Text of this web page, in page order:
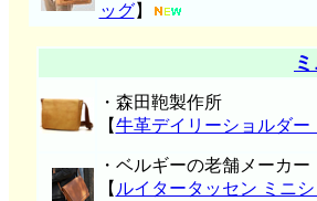
ッグ】
・森田鞄製作所
【牛革デイリーショルダー
・ベルギーの老舗メーカー
【 ルイタータッセン ミニ